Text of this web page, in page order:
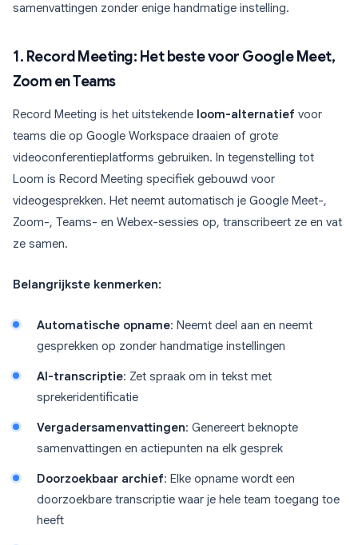
samenvattingen zonder enige handmatige instelling.
1. Record Meeting: Het beste voor Google Meet,
Zoom en Teams
Record Meeting is het uitstekende loom-alternatief voor
teams die op Google Workspace draaien of grote
videoconferentieplatforms gebruiken. In tegenstelling tot
Loom is Record Meeting specifiek gebouwd voor
videogesprekken. Het neemt automatisch je Google Meet-,
Zoom-, Teams- en Webex-sessies op, transcribeert ze en vat
ze samen.
Belangrijkste kenmerken:
Automatische opname: Neemt deel aan en neemt
gesprekken op zonder handmatige instellingen
AI-transcriptie: Zet spraak om in tekst met
sprekeridentificatie
Vergadersamenvattingen: Genereert beknopte
samenvattingen en actiepunten na elk gesprek
Doorzoekbaar archief: Elke opname wordt een
doorzoekbare transcriptie waar je hele team toegang toe
heeft